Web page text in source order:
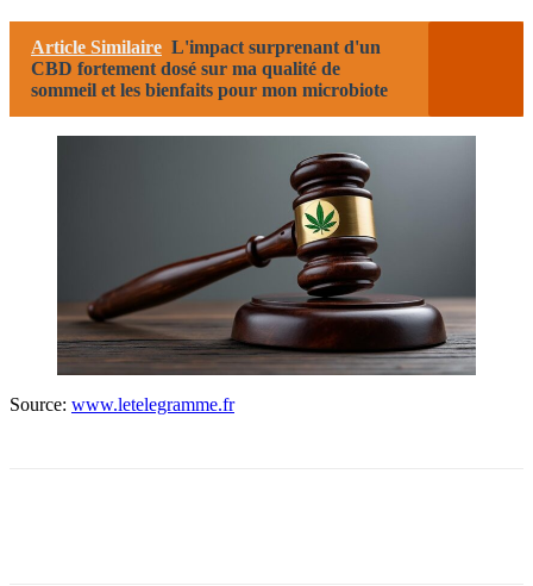
Article Similaire L'impact surprenant d'un
CBD fortement dosé sur ma qualité de
sommeil et les bienfaits pour mon microbiote
Source: www.letelegramme.fr